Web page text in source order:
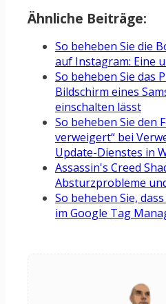
Ähnliche Beiträge:
So beheben Sie die
auf Instagram: Eine
So beheben Sie das
Bildschirm eines
einschalten lässt
So beheben Sie den
verweigert“ bei
Update-Dienstes in
Assassin's Creed
Absturzprobleme
So beheben Sie,
im Google Tag